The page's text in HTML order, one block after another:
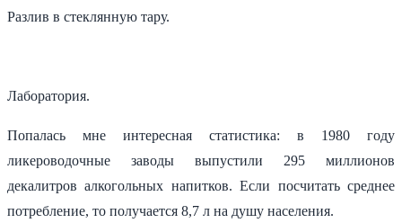
Разлив в стеклянную тару.
Лаборатория.
Попалась мне интересная статистика: в 1980 году
ликероводочные заводы выпустили 295 миллионов
декалитров алкогольных напитков. Если посчитать среднее
потребление, то получается 8,7 л на душу населения.